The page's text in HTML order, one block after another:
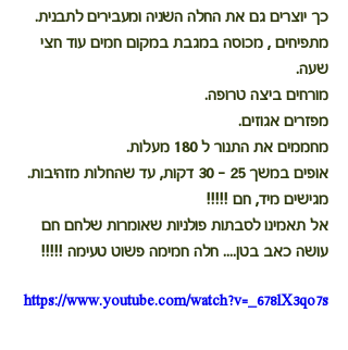
כך יוצרים גם את החלה השניה ומעבירים לתבנית.
מתפיחים , מכוסה במגבת במקום חמים עוד חצי
שעה.
מורחים ביצה טרופה.
מפזרים אגוזים.
מחממים את התנור ל 180 מעלות.
אופים במשך 25 – 30 דקות, עד שהחלות מזהיבות.
מגישים מיד, חם !!!!!
אל תאמינו לסבתות פולניות שאומרות שלחם חם
עושה כאב בטן.... חלה חמימה פשוט טעימה !!!!!
https://www.youtube.com/watch?v=_678lX3qo7s